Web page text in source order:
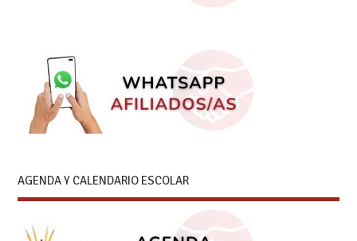
AGENDA Y CALENDARIO ESCOLAR